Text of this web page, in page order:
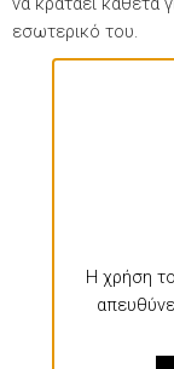
να κρατάει κάθετα
εσωτερικό του.
Η χρήση